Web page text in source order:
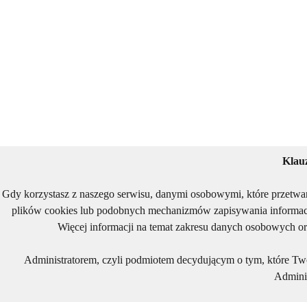
Gdy korzystasz z naszego serwisu, danymi osobowymi, które
plików cookies lub podobnych mechanizmów zapisywania
Więcej informacji na temat zakresu danych osobowych
Administratorem, czyli podmiotem decydującym o tym, które